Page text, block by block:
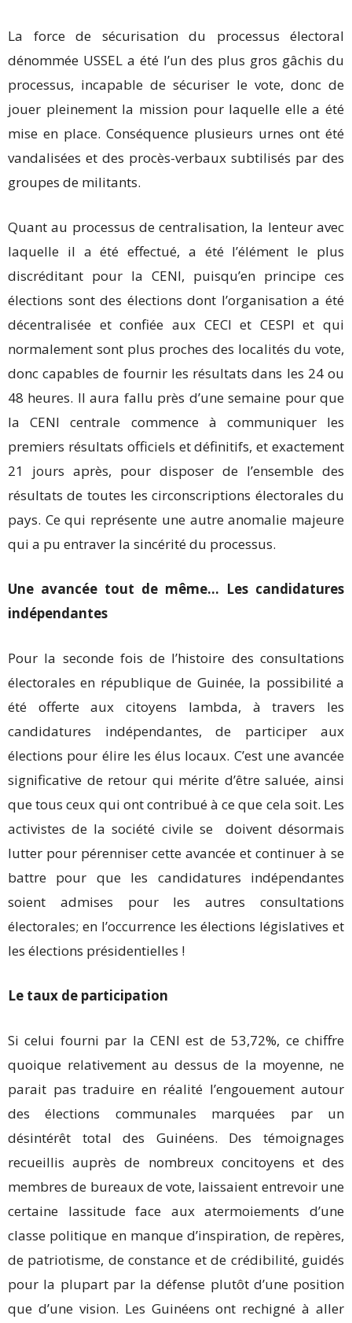
La force de sécurisation du processus électoral
dénommée USSEL a été l’un des plus gros gâchis du
processus, incapable de sécuriser le vote, donc de
jouer pleinement la mission pour laquelle elle a été
mise en place. Conséquence plusieurs urnes ont été
vandalisées et des procès-verbaux subtilisés par des
groupes de militants.
Quant au processus de centralisation, la lenteur avec
laquelle il a été effectué, a été l’élément le plus
discréditant pour la CENI, puisqu’en principe ces
élections sont des élections dont l’organisation a été
décentralisée et confiée aux CECI et CESPI et qui
normalement sont plus proches des localités du vote,
donc capables de fournir les résultats dans les 24 ou
48 heures. Il aura fallu près d’une semaine pour que
la CENI centrale commence à communiquer les
premiers résultats officiels et définitifs, et exactement
21 jours après, pour disposer de l’ensemble des
résultats de toutes les circonscriptions électorales du
pays. Ce qui représente une autre anomalie majeure
qui a pu entraver la sincérité du processus.
Une avancée tout de même… Les candidatures
indépendantes
Pour la seconde fois de l’histoire des consultations
électorales en république de Guinée, la possibilité a
été offerte aux citoyens lambda, à travers les
candidatures indépendantes, de participer aux
élections pour élire les élus locaux. C’est une avancée
significative de retour qui mérite d’être saluée, ainsi
que tous ceux qui ont contribué à ce que cela soit. Les
activistes de la société civile se doivent désormais
lutter pour pérenniser cette avancée et continuer à se
battre pour que les candidatures indépendantes
soient admises pour les autres consultations
électorales; en l’occurrence les élections législatives et
les élections présidentielles !
Le taux de participation
Si celui fourni par la CENI est de 53,72%, ce chiffre
quoique relativement au dessus de la moyenne, ne
parait pas traduire en réalité l’engouement autour
des élections communales marquées par un
désintérêt total des Guinéens. Des témoignages
recueillis auprès de nombreux concitoyens et des
membres de bureaux de vote, laissaient entrevoir une
certaine lassitude face aux atermoiements d’une
classe politique en manque d’inspiration, de repères,
de patriotisme, de constance et de crédibilité, guidés
pour la plupart par la défense plutôt d’une position
que d’une vision. Les Guinéens ont rechigné à aller